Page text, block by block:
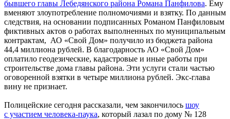
бывшего главы Лебедянского района Романа Панфилова. Ему
вменяют злоупотребление полномочиями и взятку. По данным
следствия, на основании подписанных Романом Панфиловым
фиктивных актов о работах выполненных по муниципальным
контрактам, АО «Свой Дом» получило из бюджета района
44,4 миллиона рублей. В благодарность АО «Свой Дом»
оплатило геодезические, кадастровые и иные работы при
строительстве дома главы района. Эти услуги стали частью
оговоренной взятки в четыре миллиона рублей. Экс-глава
вину не признает.
Полицейские сегодня рассказали, чем закончилось шоу
с участием человека-паука, который лазал по дому № 128